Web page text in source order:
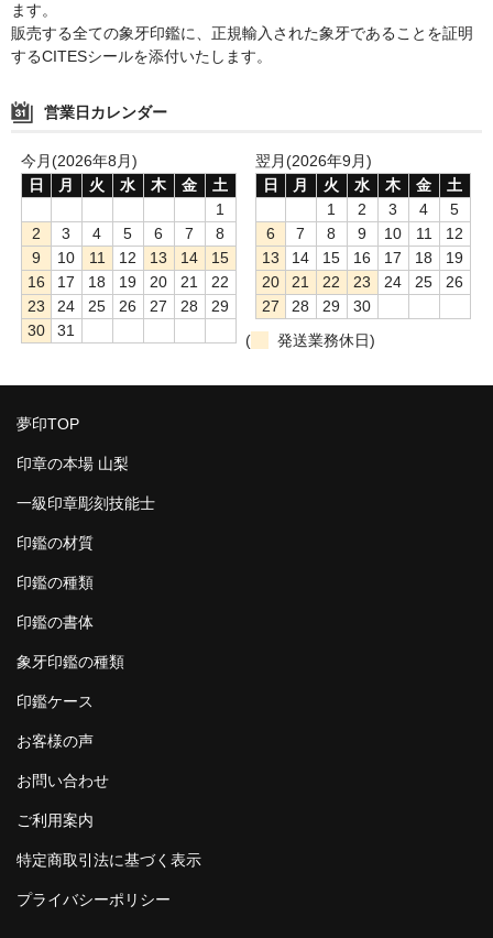
ます。
販売する全ての象牙印鑑に、正規輸入された象牙であることを証明
するCITESシールを添付いたします。
営業日カレンダー
今月(2026年8月)
日
月 火 水 木 金
土
1
2
3 4 5 6 7
8
9
10 11 12 13 14
15
16
17 18 19 20 21
22
23
24 25 26 27 28
29
30
31
翌月(2026年9月)
日
月 火 水 木 金
土
1
2 3 4
5
6
7 8 9 10 11
12
13
14 15 16 17 18
19
20
21 22 23 24 25
26
27
28 29
30
(
発送業務休日)
夢印TOP
印章の本場 山梨
一級印章彫刻技能士
印鑑の材質
印鑑の種類
印鑑の書体
象牙印鑑の種類
印鑑ケース
お客様の声
お問い合わせ
ご利用案内
特定商取引法に基づく表示
プライバシーポリシー